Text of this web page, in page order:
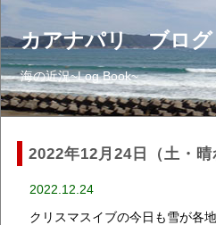
カアナパリ ブログ
海の近況~Log Book~
2022年12月24日（土・
2022.12.24
クリスマスイブの今日も雪が各